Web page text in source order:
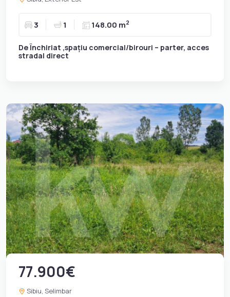
3 1 148.00 m2
De Închiriat ,spațiu comercial/birouri – parter, acces
stradal direct
77.900€
Sibiu, Selimbar